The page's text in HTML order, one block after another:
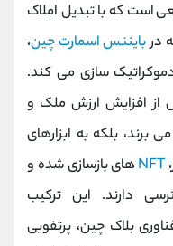
است که با تبدیل املاک
دربایننس اسمارت چین،
‌سازی می کند.
از افزایش ارزش ملک و
برند، بلکه به ابزارهای
NFTهای بازسازی شده و
دارند. این ترکیب
بلاک‌ چین، پرتفویی